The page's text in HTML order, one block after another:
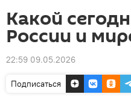
Какой
России и
22:59 09.05.2026
Подписаться